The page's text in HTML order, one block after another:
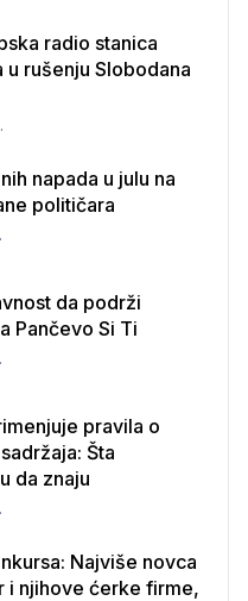
radio stanica
rušenju Slobodana
napada u julu na
političara
da podrži
Pančevo Si Ti
pravila o
Šta
da znaju
Najviše novca
i njihove ćerke firme,